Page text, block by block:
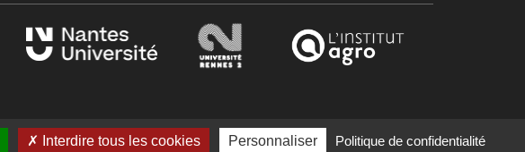
Interdire tous les cookies Personnaliser Politique de confidentialité